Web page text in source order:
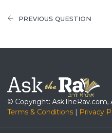
PREVIOUS QUESTION
© Copyright: AskTheRav.com,
Terms & Conditions | Privacy